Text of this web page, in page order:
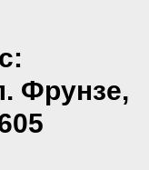
Фрунзе,